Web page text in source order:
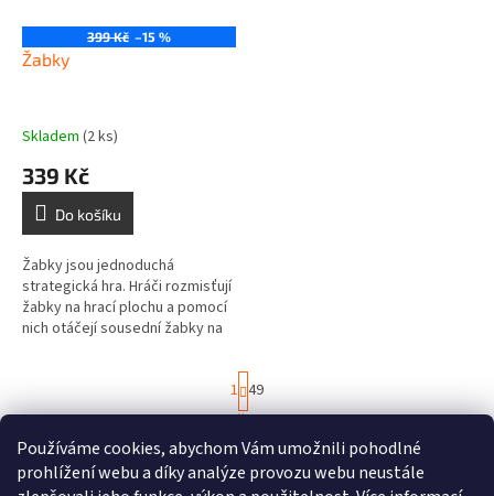
Používáme cookies, abychom Vám umožnili pohodlné
prohlížení webu a díky analýze provozu webu neustále
399 Kč –15 %
Žabky
Skladem (2 ks)
339 Kč
Do košíku
Žabky jsou jednoduchá
strategická hra. Hráči rozmisťují
žabky na hrací plochu a pomocí
nich otáčejí sousední žabky na
v
l
S
t
r
á
n
k
1 49
881položek celkem
NAHORU